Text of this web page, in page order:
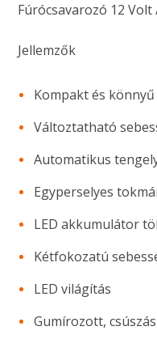
Fúrócsavarozó 12 Volt
Jellemzők
Kompakt és
Változtatható
Automatikus
Egyperselyes
LED akkumulátor
Kétfokozatú
LED világítás
Gumírozott,